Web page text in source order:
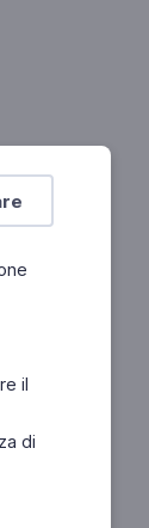
il
di